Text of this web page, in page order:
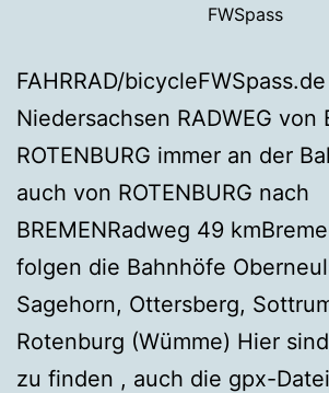
FWSpass
FAHRRAD/bicycleFWSpass.de
Niedersachsen RADWEG von
ROTENBURG immer an der
auch von ROTENBURG nach
BREMENRadweg 49
folgen die Bahnhöfe
Sagehorn, Ottersberg,
Rotenburg (Wümme) Hier
zu finden , auch die gpx-